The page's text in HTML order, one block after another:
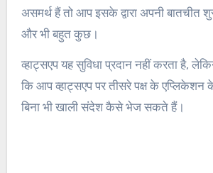
असमर्थ हैं तो आप इसके द्वारा अपनी
और भी बहुत कुछ।
व्हाट्सएप यह सुविधा प्रदान नहीं करता है,
कि आप व्हाट्सएप पर तीसरे पक्ष के
बिना भी खाली संदेश कैसे भेज सकते हैं।